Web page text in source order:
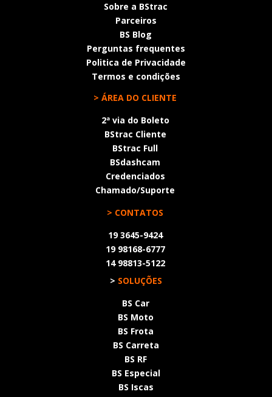
Sobre a BStrac
Parceiros
BS Blog
Perguntas frequentes
Politica de Privacidade
Termos e condições
> ÁREA DO CLIENTE
2ª via do Boleto
BStrac Cliente
BStrac Full
BSdashcam
Credenciados
Chamado/Suporte
> CONTATOS
19 3645-9424
19 98168-6777
14 98813-5122
> SOLUÇÕES
BS Car
BS Moto
BS Frota
BS Carreta
BS RF
BS Especial
BS Iscas